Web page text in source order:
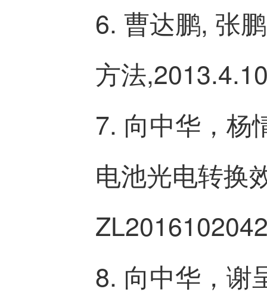
6. 曹达鹏, 张
方法
7. 向中华，杨
电池光电转换
8. 向中华，谢